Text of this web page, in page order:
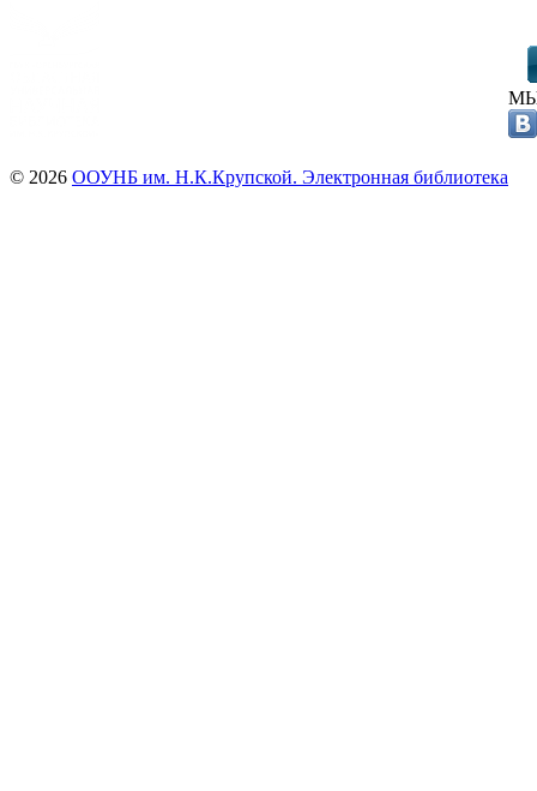
© 2026 ООУНБ им. Н.К.Крупской. Электронная библиотека